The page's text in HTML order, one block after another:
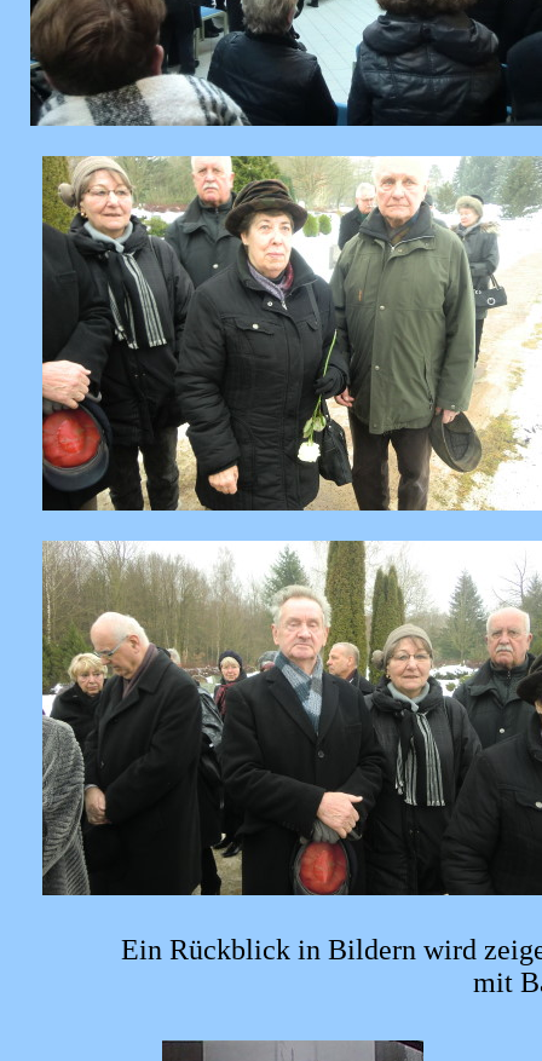
Ein Rückblick in Bildern wird
mit